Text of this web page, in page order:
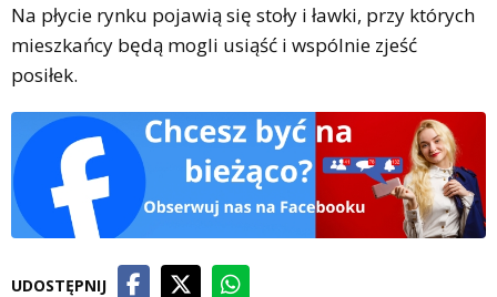
Na płycie rynku pojawią się stoły i ławki, przy których
mieszkańcy będą mogli usiąść i wspólnie zjeść
posiłek.
UDOSTĘPNIJ